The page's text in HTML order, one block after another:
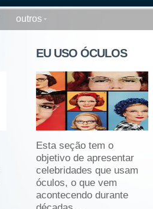
outros
Você não largar o
Facebook, o Instagram,
o Twitter ou o Snapchat
EU USO ÓCULOS
Esta seção tem o
objetivo de apresentar
celebridades que usam
óculos, o que vem
acontecendo durante